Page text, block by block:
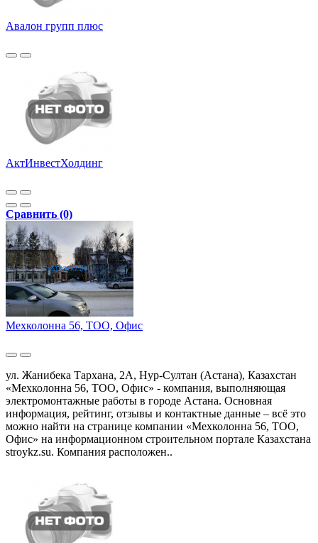
Авалон групп плюс
АктИнвестХолдинг
Сравнить (0)
Мехколонна 56, ТОО, Офис
ул. Жанибека Тархана, 2А, Нур-Султан (Астана), Казахстан
«Мехколонна 56, ТОО, Офис» - компания, выполняющая
электромонтажные работы в городе Астана. Основная
информация, рейтинг, отзывы и контактные данные – всё это
можно найти на странице компании «Мехколонна 56, ТОО,
Офис» на информационном строительном портале Казахстана
stroykz.su. Компания расположен..